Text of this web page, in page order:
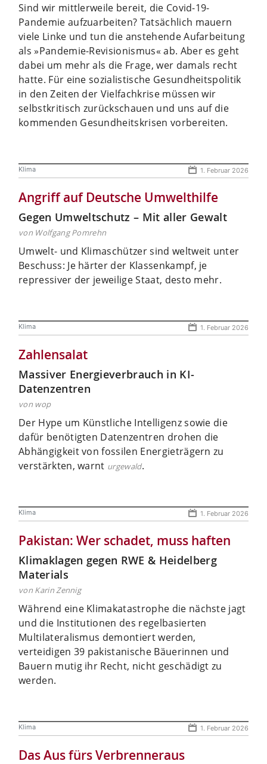
Sind wir mittlerweile bereit, die Covid-19-
Pandemie aufzuarbeiten? Tatsächlich mauern
viele Linke und tun die anstehende Aufarbeitung
als »Pandemie-Revisionismus« ab. Aber es geht
dabei um mehr als die Frage, wer damals recht
hatte. Für eine sozialistische Gesundheitspolitik
in den Zeiten der Vielfachkrise müssen wir
selbstkritisch zurückschauen und uns auf die
kommenden Gesundheitskrisen vorbereiten.
Klima 1. Februar 2026
Angriff auf Deutsche Umwelthilfe
Gegen Umweltschutz – Mit aller Gewalt
von Wolfgang Pomrehn
Umwelt- und Klimaschützer sind weltweit unter
Beschuss: Je härter der Klassenkampf, je
repressiver der jeweilige Staat, desto mehr.
Klima 1. Februar 2026
Zahlensalat
Massiver Energieverbrauch in KI-
Datenzentren
von wop
Der Hype um Künstliche Intelligenz sowie die
dafür benötigten Datenzentren drohen die
Abhängigkeit von fossilen Energieträgern zu
verstärkten, warnt urgewald.
Klima 1. Februar 2026
Pakistan: Wer schadet, muss haften
Klimaklagen gegen RWE & Heidelberg
Materials
von Karin Zennig
Während eine Klimakatastrophe die nächste jagt
und die Institutionen des regelbasierten
Multilateralismus demontiert werden,
verteidigen 39 pakistanische Bäuerinnen und
Bauern mutig ihr Recht, nicht geschädigt zu
werden.
Klima 1. Februar 2026
Das Aus fürs Verbrenneraus